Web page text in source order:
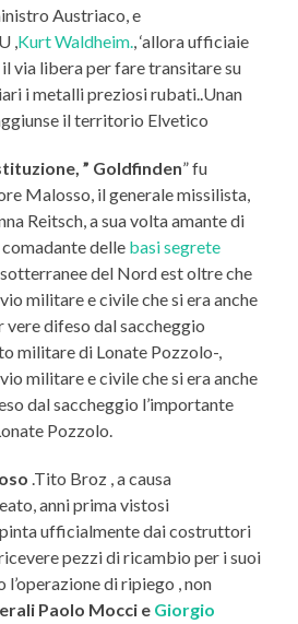
Austriaco, e
,Kurt Waldheim., ‘allora ufficiaie
via libera per fare transitare su
i metalli preziosi rubati..Unan
il territorio Elvetico
” Goldfinden” fu
Malosso, il generale missilista,
Reitsch, a sua volta amante di
delle basi segrete
sotterranee del Nord est oltre che
militare e civile che si era anche
difeso dal saccheggio
militare di Lonate Pozzolo-,
militare e civile che si era anche
dal saccheggio l’importante
Pozzolo.
.Tito Broz , a causa
anni prima vistosi
ufficialmente dai costruttori
pezzi di ricambio per i suoi
di ripiego , non
Paolo Mocci e Giorgio